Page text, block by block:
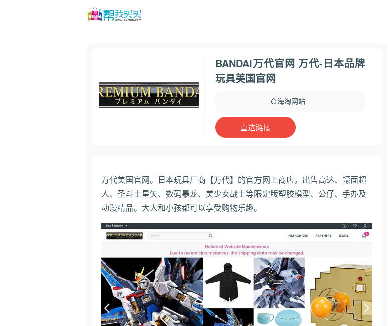
BANDAI万代官网 万代-日本品牌
玩具美国官网
海淘网站
直达链接
万代美国官网。日本玩具厂商【万代】的官方网上商店。出售高达、幪面超
人、圣斗士星矢、数码暴龙、美少女战士等限定版塑胶模型、公仔、手办及
动漫精品。大人和小孩都可以享受购物乐趣。